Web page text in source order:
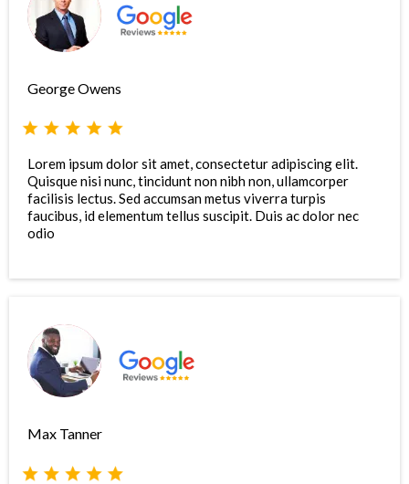
George Owens
Lorem ipsum dolor sit amet, consectetur adipiscing elit.
Quisque nisi nunc, tincidunt non nibh non, ullamcorper
facilisis lectus. Sed accumsan metus viverra turpis
faucibus, id elementum tellus suscipit. Duis ac dolor nec
odio
Max Tanner